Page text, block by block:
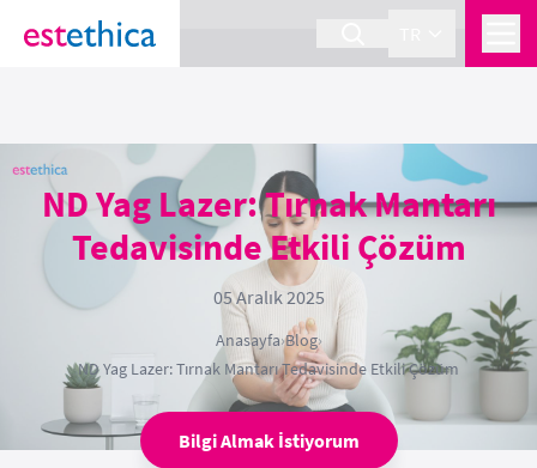
section Service {
ND Yag Lazer: Tırnak Mantarı
Tedavisinde Etkili Çözüm
05 Aralık 2025
Anasayfa›Blog›
ND Yag Lazer: Tırnak Mantarı Tedavisinde Etkili Çözüm
Bilgi Almak İstiyorum